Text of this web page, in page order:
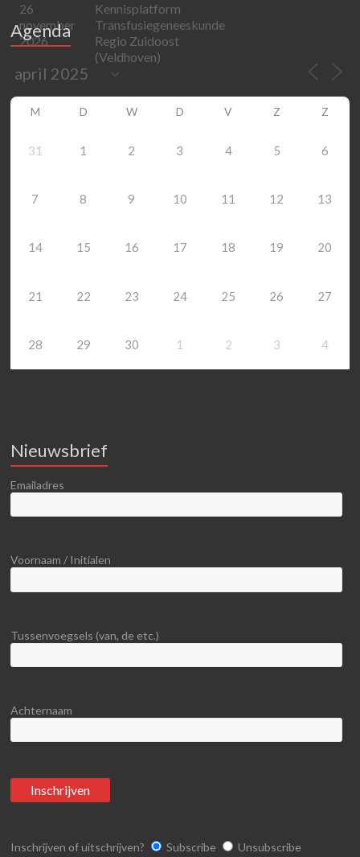
26
november
2026
Kennisplatform
Transfusiegeneeskunde
Regio Zuidoost
(Veldhoven)
Agenda
M D W D V Z Z
31 1 2 3 4 5 6
7 8 9 10 11 12 13
14 15 16 17 18 19 20
21 22 23 24 25 26 27
28 29 30 1 2 3 4
Nieuwsbrief
Emailadres
Voornaam / Initialen
Tussenvoegsels (van, de etc.)
Achternaam
Inschrijven of uitschrijven? Subscribe Unsubscribe